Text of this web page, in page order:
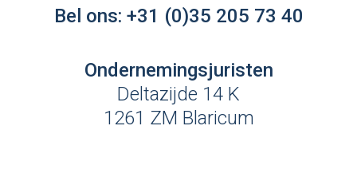
Bel ons: +31 (0)35 205 73 40
Ondernemingsjuristen
Deltazijde 14 K
1261 ZM Blaricum